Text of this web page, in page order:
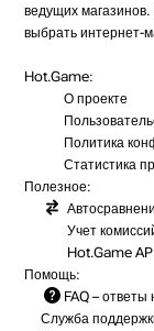
ведущих
выбрать интернет-
Hot.Game:
О проекте
Политика
Статистика
Полезное:
Учет
Hot.Game
Помощь:
FAQ – ответы
Служба